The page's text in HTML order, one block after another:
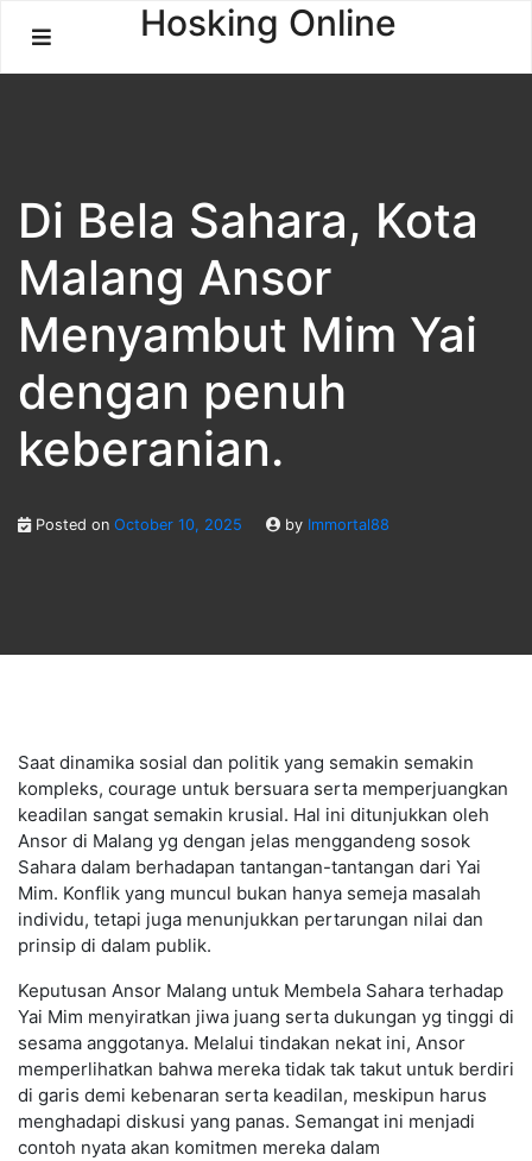
content
Hosking Online
Di Bela Sahara, Kota
Malang Ansor
Menyambut Mim Yai
dengan penuh
keberanian.
Posted on October 10, 2025 by Immortal88
Saat dinamika sosial dan politik yang semakin semakin
kompleks, courage untuk bersuara serta memperjuangkan
keadilan sangat semakin krusial. Hal ini ditunjukkan oleh
Ansor di Malang yg dengan jelas menggandeng sosok
Sahara dalam berhadapan tantangan-tantangan dari Yai
Mim. Konflik yang muncul bukan hanya semeja masalah
individu, tetapi juga menunjukkan pertarungan nilai dan
prinsip di dalam publik.
Keputusan Ansor Malang untuk Membela Sahara terhadap
Yai Mim menyiratkan jiwa juang serta dukungan yg tinggi di
sesama anggotanya. Melalui tindakan nekat ini, Ansor
memperlihatkan bahwa mereka tidak tak takut untuk berdiri
di garis demi kebenaran serta keadilan, meskipun harus
menghadapi diskusi yang panas. Semangat ini menjadi
contoh nyata akan komitmen mereka dalam